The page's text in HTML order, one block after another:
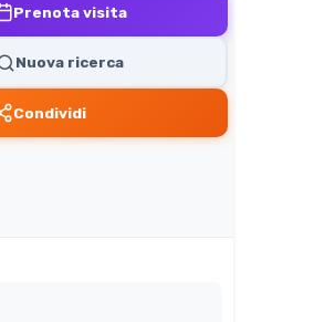
Prenota visita
Nuova ricerca
Condividi